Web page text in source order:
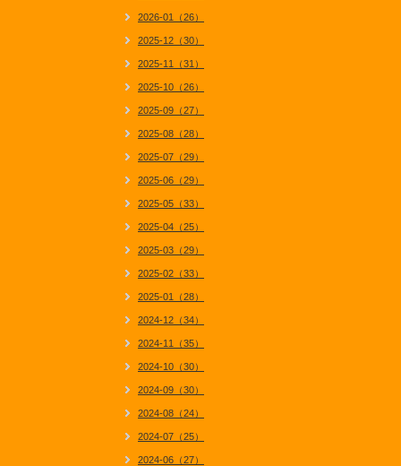
2026-01（26）
2025-12（30）
2025-11（31）
2025-10（26）
2025-09（27）
2025-08（28）
2025-07（29）
2025-06（29）
2025-05（33）
2025-04（25）
2025-03（29）
2025-02（33）
2025-01（28）
2024-12（34）
2024-11（35）
2024-10（30）
2024-09（30）
2024-08（24）
2024-07（25）
2024-06（27）